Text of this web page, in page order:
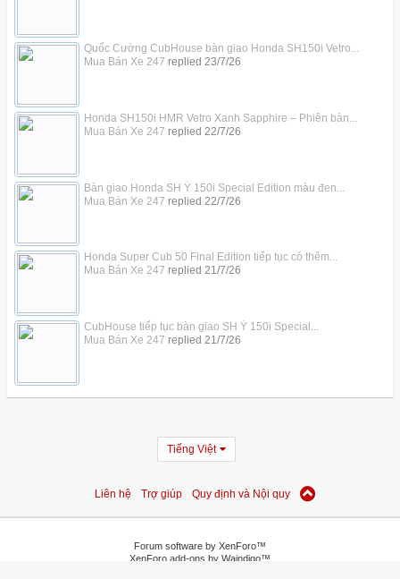
Quốc Cường CubHouse bàn giao Honda SH150i Vetro...
Mua Bán Xe 247 replied 23/7/26
Honda SH150i HMR Vetro Xanh Sapphire – Phiên bản...
Mua Bán Xe 247 replied 22/7/26
Bàn giao Honda SH Ý 150i Special Edition màu đen...
Mua Bán Xe 247 replied 22/7/26
Honda Super Cub 50 Final Edition tiếp tục có thêm...
Mua Bán Xe 247 replied 21/7/26
CubHouse tiếp tục bàn giao SH Ý 150i Special...
Mua Bán Xe 247 replied 21/7/26
Tiếng Việt
Liên hệ Trợ giúp Quy định và Nội quy
Forum software by XenForo™
XenForo add-ons by Waindigo™